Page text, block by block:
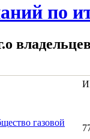
по
газовой